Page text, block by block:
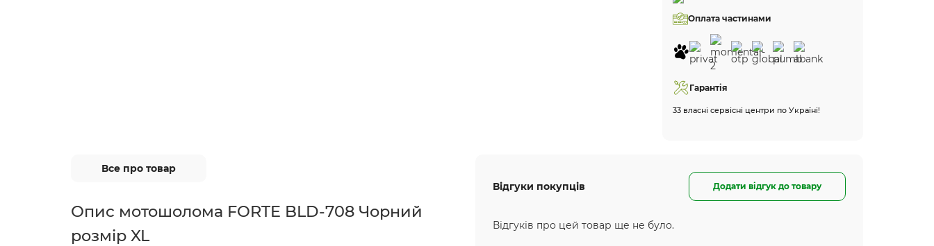
Оплата частинами
Гарантія
33 власні сервісні центри по Україні!
Все про товар
Опис мотошолома FORTE BLD-708 Чорний
розмір XL
Відгуки покупців Додати відгук до товару
Відгуків про цей товар ще не було.